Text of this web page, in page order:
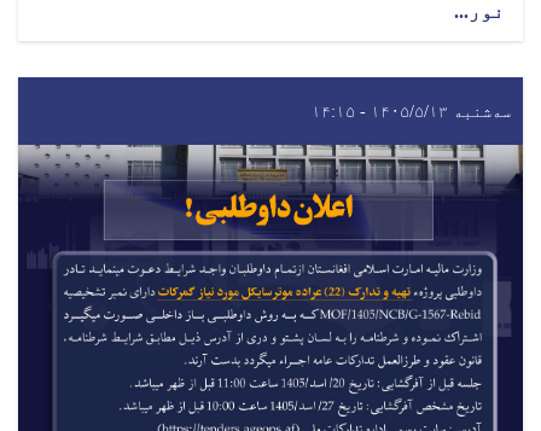
نور...
سه‌شنبه ۱۴۰۵/۵/۱۳ - ۱۴:۱۵